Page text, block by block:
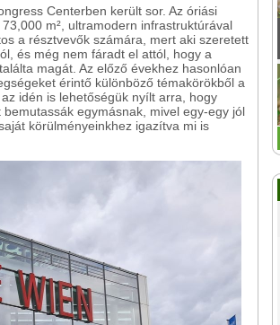
Centerben került sor. Az óriási
m², ultramodern infrastruktúrával
a résztvevők számára, mert aki szeretett
és még nem fáradt el attól, hogy a
magát. Az előző évekhez hasonlóan
érintő különböző témakörökből a
idén is lehetőségük nyílt arra, hogy
egymásnak, mivel egy-egy jól
körülményeinkhez igazítva mi is